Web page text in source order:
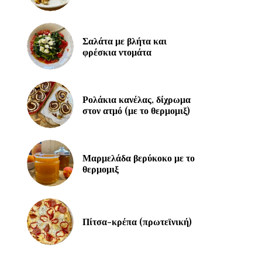
Σαλάτα με βλήτα και
φρέσκια ντομάτα
Ρολάκια κανέλας, δίχρωμα
στον ατμό (με το θερμομιξ)
Μαρμελάδα βερύκοκο με το
θερμομιξ
Πίτσα-κρέπα (πρωτεϊνική)